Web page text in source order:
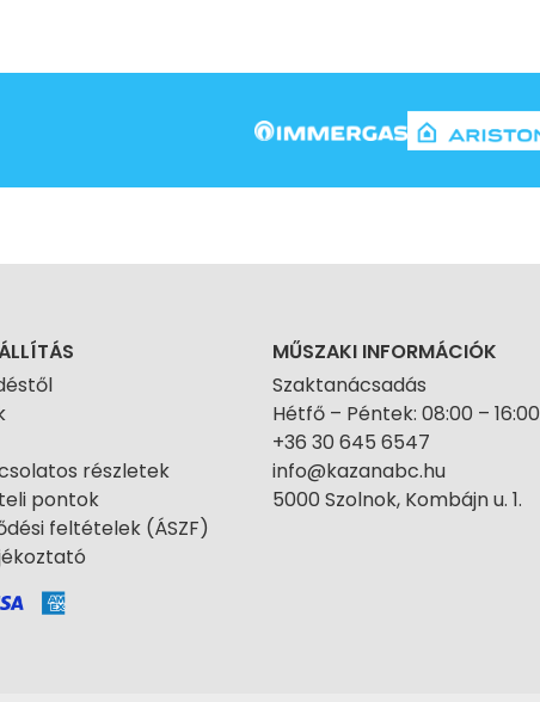
részletek
pontok
feltételek (ÁSZF)
MŰSZAKI INFORMÁCIÓK
Szaktanácsadás
Hétfő – Péntek: 08:00 – 16:00
+36 30 645 6547
info@kazanabc.hu
5000 Szolnok, Kombájn u. 1.